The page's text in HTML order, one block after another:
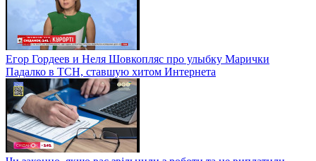
Егор Гордеев и Неля Шовкопляс про улыбку Марички
Падалко в ТСН, ставшую хитом Интернета